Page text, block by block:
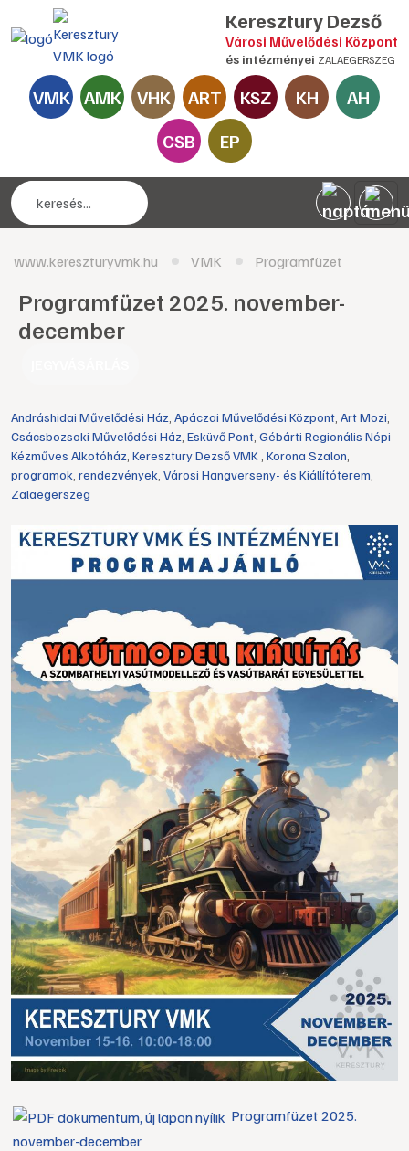
Keresztury Dezső
Városi Művelődési Központ
és intézményei ZALAEGERSZEG
VMK AMK VHK ART KSZ KH
AH
CSB
EP
www.kereszturyvmk.hu VMK Programfüzet
Programfüzet 2025. november-
december
Andráshidai Művelődési Ház Apáczai Művelődési Központ Art Mozi
Csácsbozsoki Művelődési Ház Esküvő Pont Gébárti Regionális Népi
Kézműves Alkotóház Keresztury Dezső VMK Korona Szalon
programok rendezvények Városi Hangverseny- és Kiállítóterem
Zalaegerszeg
Programfüzet 2025.
november-december